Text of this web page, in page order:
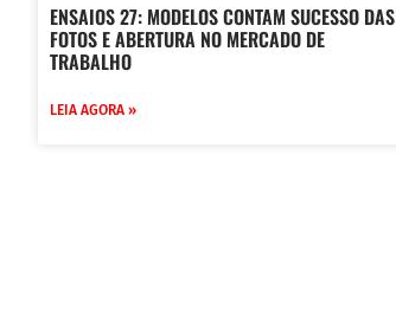
ENSAIOS 27: MODELOS CONTAM SUCESSO DAS
FOTOS E ABERTURA NO MERCADO DE
TRABALHO
LEIA AGORA »